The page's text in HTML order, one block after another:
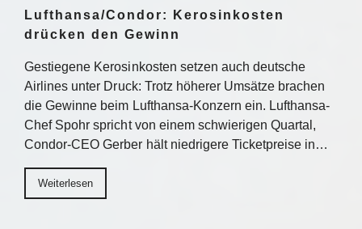
Lufthansa/Condor: Kerosinkosten
drücken den Gewinn
Gestiegene Kerosinkosten setzen auch deutsche
Airlines unter Druck: Trotz höherer Umsätze brachen
die Gewinne beim Lufthansa-Konzern ein. Lufthansa-
Chef Spohr spricht von einem schwierigen Quartal,
Condor-CEO Gerber hält niedrigere Ticketpreise in…
Weiterlesen